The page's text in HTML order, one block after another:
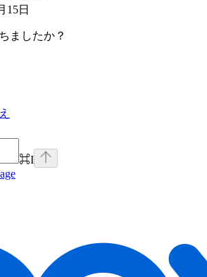
15日
ましたか？
⌘I